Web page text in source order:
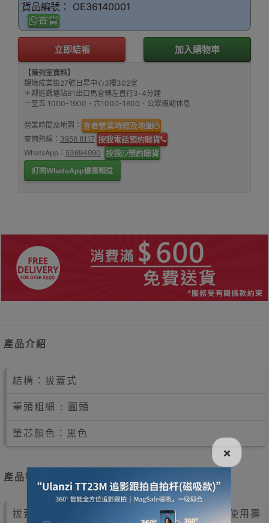
貨品編號： OE36140001
查貨
立即結帳 加入購物車
【陳列室資料】
觀塘成業街27號日昇中心3樓302室
＊鄰近觀塘站B1出口馬會轉左直行3-4分鐘
一至五 1000-1900、六1000-1600、公眾假期休息
營業時間及地圖： 查看營業時間及地圖
查詢熱線： 3956 8117 按我電話預約睇貨
WhatsApp： 53694990 按我 預約睇貨
訂閱WhatsApp優惠頻道
產品介紹
結構：拔蓋式
筆頭粗細 : 圓頭
筆芯顏色：黑色
產品特點
拔蓋式設計，保護筆尖，防止油墨揮發及延長使用壽
×